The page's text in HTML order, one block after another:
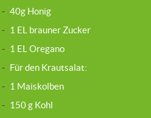
- 40g Honig
- 1 EL brauner Zucker
- 1 EL Oregano
- Für den Krautsalat:
- 1 Maiskolben
- 150 g Kohl